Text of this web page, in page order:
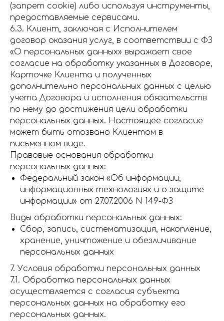
(запрет cookie) либо используя инструменты,
предоставляемые сервисами.
6.3. Клиент, заключая с Исполнителем
договор оказания услуг, в соответствии с ФЗ
«О персональных данных» выражает свое
согласие на обработку указанных в Договоре,
Карточке Клиента и полученных
дополнительно персональных данных с целью
учета Договора и исполнения обязательств
по нему до достижения цели обработки
персональных данных. Настоящее согласие
может быть отозвано Клиентом в
письменном виде.
Правовые основания обработки
персональных данных:
Федеральный закон «Об информации,
информационных технологиях и о защите
информации» от 27.07.2006 N 149-ФЗ
Виды обработки персональных данных:
Сбор, запись, систематизация, накопление,
хранение, уничтожение и обезличивание
персональных данных
7. Условия обработки персональных данных
7.1. Обработка персональных данных
осуществляется с согласия субъекта
персональных данных на обработку его
персональных данных.